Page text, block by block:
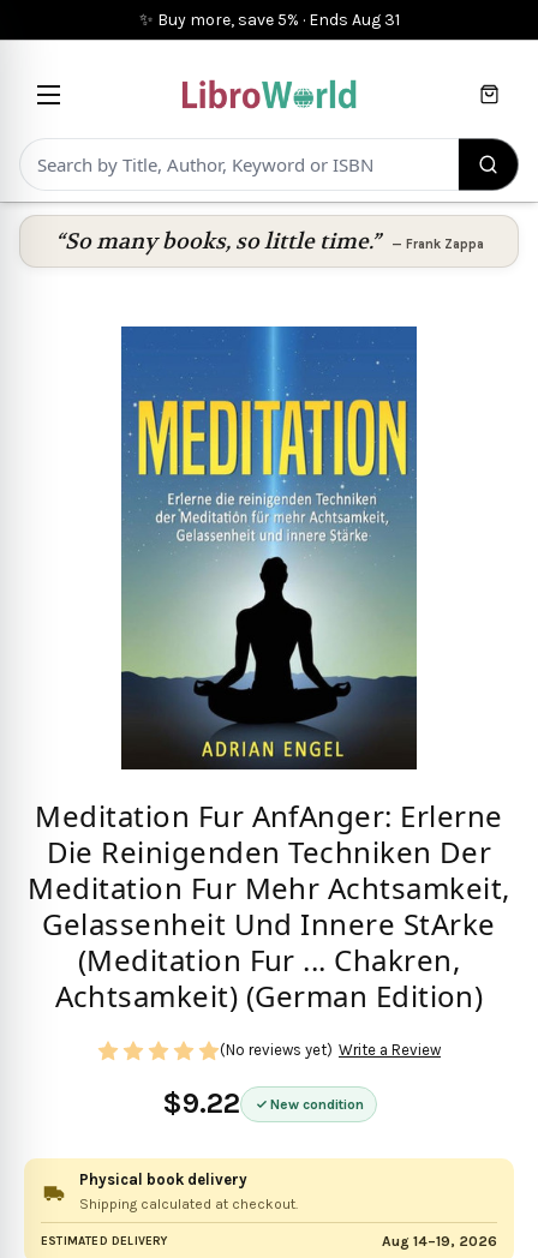
✨ Buy more, save 5% · Ends Aug 31
Cart
“So many books, so little time.” — Frank Zappa
Meditation Fur AnfAnger: Erlerne
Die Reinigenden Techniken Der
Meditation Fur Mehr Achtsamkeit,
Gelassenheit Und Innere StArke
(Meditation Fur ... Chakren,
Achtsamkeit) (German Edition)
$9.22 New condition
(No reviews yet) Write a Review
Physical book delivery
Shipping calculated at checkout.
ESTIMATED DELIVERY Aug 14–19, 2026